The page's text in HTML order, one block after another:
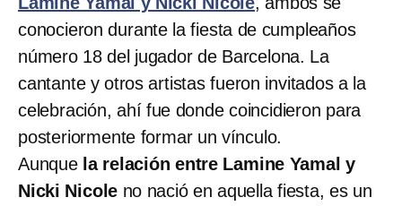
conocieron durante la fiesta de cumpleaños
número 18 del jugador de Barcelona. La
cantante y otros artistas fueron invitados a la
celebración, ahí fue donde coincidieron para
posteriormente formar un vínculo.
Aunquela relación entre Lamine Yamal y
Nicki Nicole no nació en aquella fiesta, es un